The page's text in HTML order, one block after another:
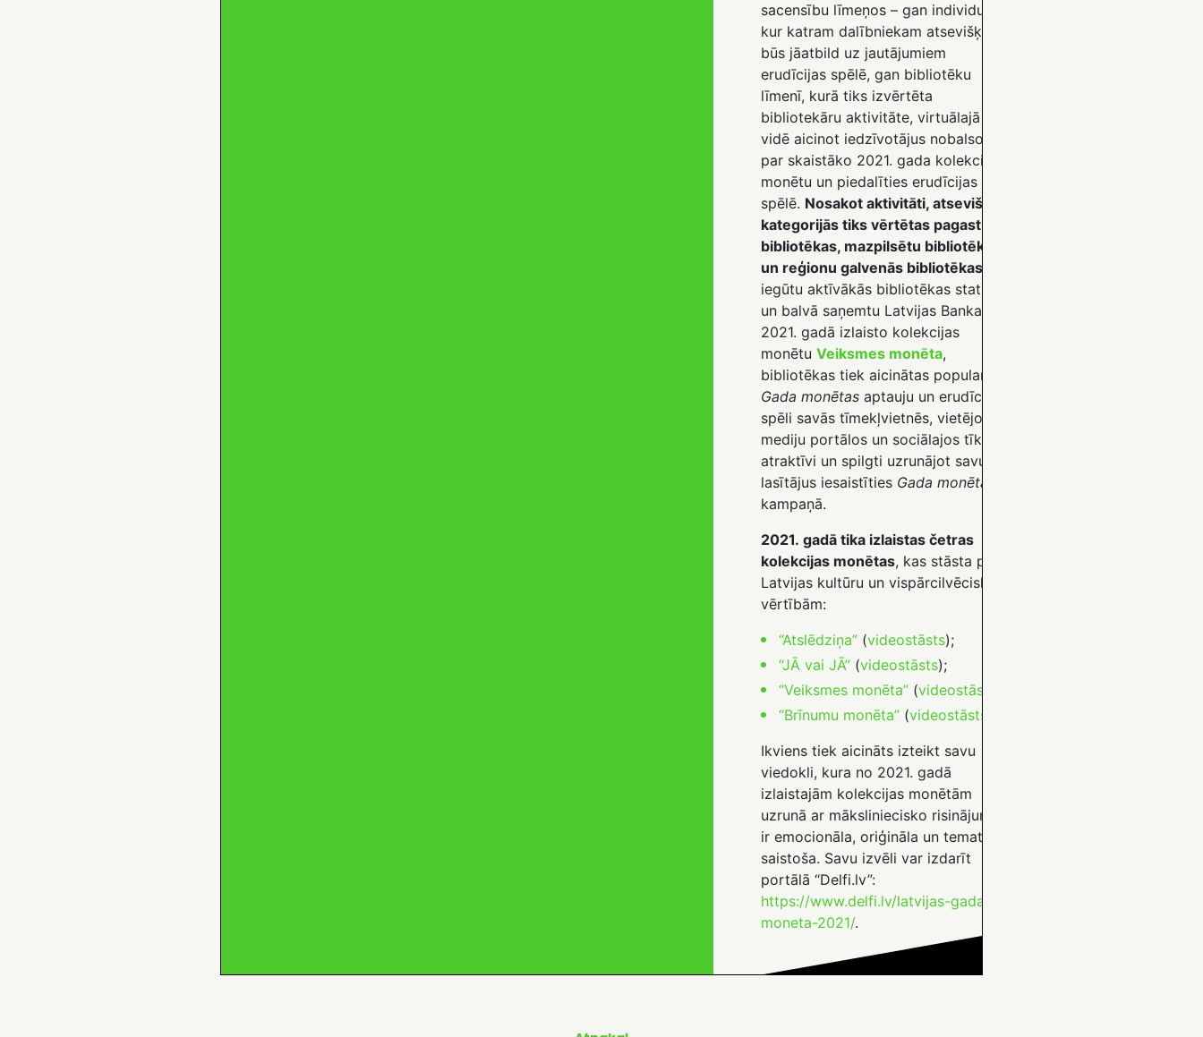
sacensību līmeņos – gan individuāli,
kur katram dalībniekam atsevišķi
būs jāatbild uz jautājumiem
erudīcijas spēlē, gan bibliotēku
līmenī, kurā tiks izvērtēta
bibliotekāru aktivitāte, virtuālajā
vidē aicinot iedzīvotājus nobalsot
par skaistāko 2021. gada kolekcijas
monētu un piedalīties erudīcijas
spēlē. Nosakot aktivitāti, atsevišķās
kategorijās tiks vērtētas pagastu
bibliotēkas, mazpilsētu bibliotēkas
un reģionu galvenās bibliotēkas.
iegūtu aktīvākās bibliotēkas statusu
un balvā saņemtu Latvijas Bankas
2021. gadā izlaisto kolekcijas
monētu Veiksmes monēta,
bibliotēkas tiek aicinātas popularizēt
Gada monētas aptauju un erudīcijas
spēli savās tīmekļvietnēs, vietējo
mediju portālos un sociālajos tīklos,
atraktīvi un spilgti uzrunājot savus
lasītājus iesaistīties Gada monētas
kampaņā.
2021. gadā tika izlaistas četras
kolekcijas monētas, kas stāsta par
Latvijas kultūru un vispārcilvēciskām
vērtībām:
“Atslēdziņa” (videostāsts);
“JĀ vai JĀ” (videostāsts);
“Veiksmes monēta” (videostāsts
“Brīnumu monēta” (videostāsts
Ikviens tiek aicināts izteikt savu
viedokli, kura no 2021. gadā
izlaistajām kolekcijas monētām
uzrunā ar māksliniecisko risinājumu,
ir emocionāla, oriģināla un tematiski
saistoša. Savu izvēli var izdarīt
portālā “Delfi.lv”:
https://www.delfi.lv/latvijas-gada-
moneta-2021/.